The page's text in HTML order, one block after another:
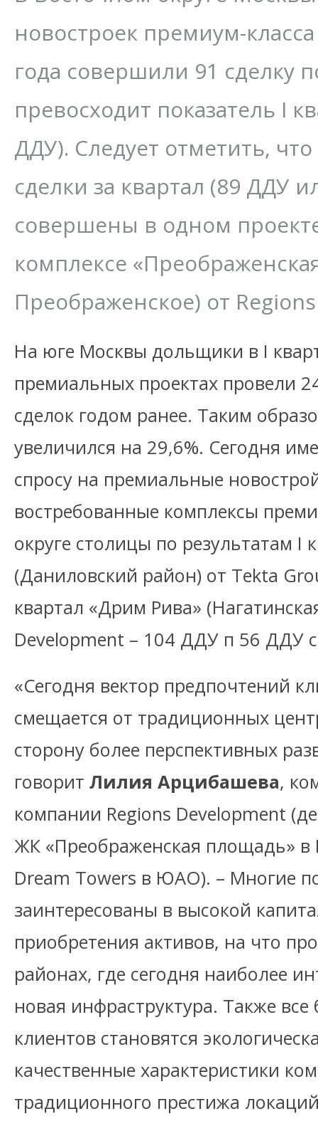
новостроек премиум-
года совершили 91 сделку
превосходит показатель I
ДДУ). Следует отметить,
сделки за квартал (89 ДДУ
совершены в одном
комплексе
Преображенское) от
На юге Москвы дольщики в I
премиальных проектах провели
сделок годом ранее. Таким
увеличился на 29,6%. Сегодня
спросу на премиальные
востребованные комплексы
округе столицы по результатам I
(Даниловский район) от Tekta
квартал «Дрим Рива»
Development – 104 ДДУ п 56 ДДУ
«Сегодня вектор предпочтений
смещается от традиционных
сторону более перспективных
говорит Лилия Арцибашева,
компании Regions Development
ЖК «Преображенская площадь»
Dream Towers в ЮАО). – Многие
заинтересованы в высокой
приобретения активов, на что
районах, где сегодня наиболее
новая инфраструктура. Также
клиентов становятся
качественные характеристики
традиционного престижа